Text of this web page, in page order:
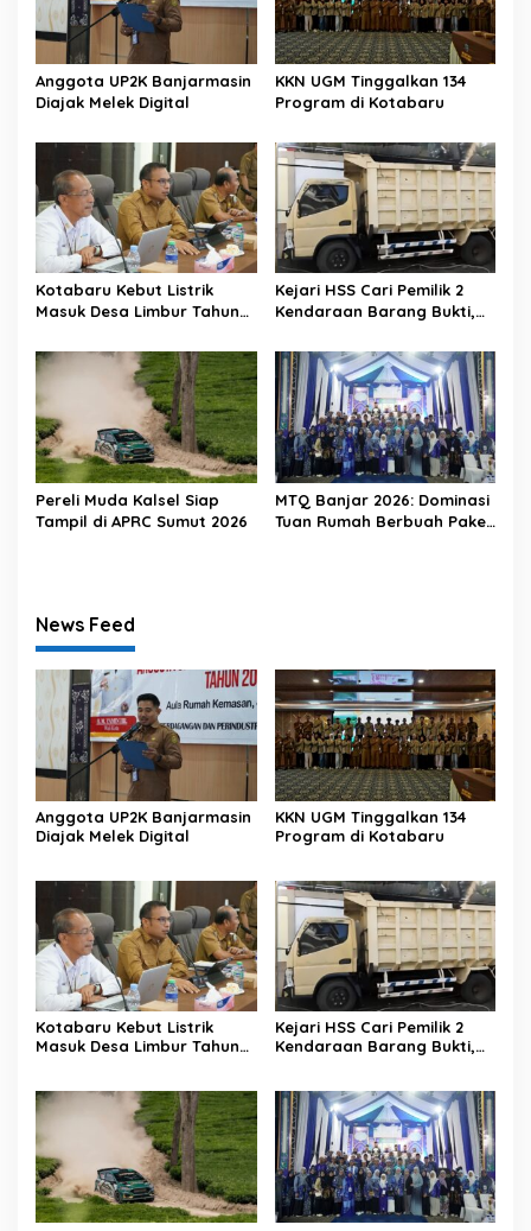
Anggota UP2K Banjarmasin
Diajak Melek Digital
KKN UGM Tinggalkan 134
Program di Kotabaru
Kotabaru Kebut Listrik
Masuk Desa Limbur Tahun
Kejari HSS Cari Pemilik 2
Kendaraan Barang Bukti,
Pereli Muda Kalsel Siap
Tampil di APRC Sumut 2026
MTQ Banjar 2026: Dominasi
Tuan Rumah Berbuah Paket
News Feed
Anggota UP2K Banjarmasin
Diajak Melek Digital
KKN UGM Tinggalkan 134
Program di Kotabaru
Kotabaru Kebut Listrik
Masuk Desa Limbur Tahun
Kejari HSS Cari Pemilik 2
Kendaraan Barang Bukti,